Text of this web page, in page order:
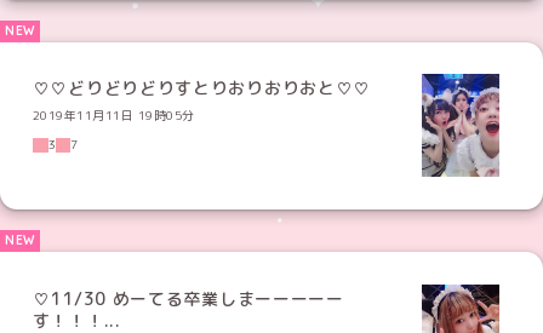
♡♡どりどりどりすとりおりおりおと♡♡
2019年11月11日 19時05分
3
7
♡11/30 めーてる卒業しまーーーーー
す！！！...